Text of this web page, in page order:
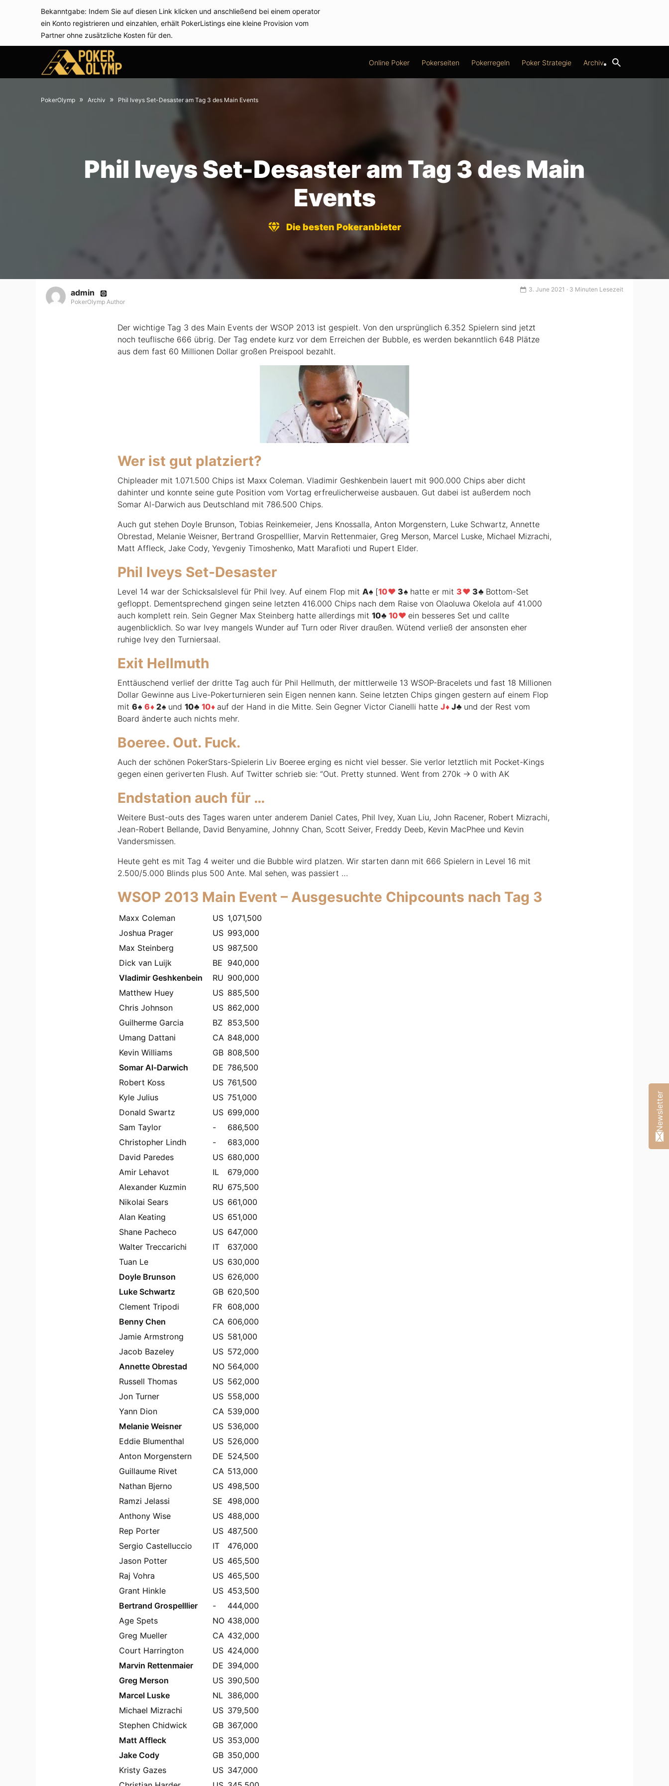
Newsletter
Bekanntgabe: Indem Sie auf diesen Link klicken und anschließend bei einem operator
ein Konto registrieren und einzahlen, erhält PokerListings eine kleine Provision vom
Partner ohne zusätzliche Kosten für den.
Online Poker Pokerseiten Pokerregeln Poker Strategie Archiv
PokerOlymp » Archiv » Phil Iveys Set-Desaster am Tag 3 des Main Events
Phil Iveys Set-Desaster am Tag 3 des Main
Events
Die besten Pokeranbieter
admin
PokerOlymp Author
3. June 2021 · 3 Minuten Lesezeit
Der wichtige Tag 3 des Main Events der WSOP 2013 ist gespielt. Von den ursprünglich 6.352 Spielern sind jetzt
noch teuflische 666 übrig. Der Tag endete kurz vor dem Erreichen der Bubble, es werden bekanntlich 648 Plätze
aus dem fast 60 Millionen Dollar großen Preispool bezahlt.
Wer ist gut platziert?
Chipleader mit 1.071.500 Chips ist Maxx Coleman. Vladimir Geshkenbein lauert mit 900.000 Chips aber dicht
dahinter und konnte seine gute Position vom Vortag erfreulicherweise ausbauen. Gut dabei ist außerdem noch
Somar Al-Darwich aus Deutschland mit 786.500 Chips.
Auch gut stehen Doyle Brunson, Tobias Reinkemeier, Jens Knossalla, Anton Morgenstern, Luke Schwartz, Annette
Obrestad, Melanie Weisner, Bertrand Grospelllier, Marvin Rettenmaier, Greg Merson, Marcel Luske, Michael Mizrachi,
Matt Affleck, Jake Cody, Yevgeniy Timoshenko, Matt Marafioti und Rupert Elder.
Phil Iveys Set-Desaster
Level 14 war der Schicksalslevel für Phil Ivey. Auf einem Flop mit A [10 3 hatte er mit 3 3
Bottom-Set
gefloppt. Dementsprechend gingen seine letzten 416.000 Chips nach dem Raise von Olaoluwa Okelola auf 41.000
auch komplett rein. Sein Gegner Max Steinberg hatte allerdings mit 10 10
ein besseres Set und callte
augenblicklich. So war Ivey mangels Wunder auf Turn oder River draußen. Wütend verließ der ansonsten eher
ruhige Ivey den Turniersaal.
Exit Hellmuth
Enttäuschend verlief der dritte Tag auch für Phil Hellmuth, der mittlerweile 13 WSOP-Bracelets und fast 18 Millionen
Dollar Gewinne aus Live-Pokerturnieren sein Eigen nennen kann. Seine letzten Chips gingen gestern auf einem Flop
mit 6 6 2 und 10 10 auf der Hand in die Mitte. Sein Gegner Victor Cianelli hatte J J
und der Rest vom
Board änderte auch nichts mehr.
Boeree. Out. Fuck.
Auch der schönen PokerStars-Spielerin Liv Boeree erging es nicht viel besser. Sie verlor letztlich mit Pocket-Kings
gegen einen geriverten Flush. Auf Twitter schrieb sie: “Out. Pretty stunned. Went from 270k -> 0 with AK
Endstation auch für …
Weitere Bust-outs des Tages waren unter anderem Daniel Cates, Phil Ivey, Xuan Liu, John Racener, Robert Mizrachi,
Jean-Robert Bellande, David Benyamine, Johnny Chan, Scott Seiver, Freddy Deeb, Kevin MacPhee und Kevin
Vandersmissen.
Heute geht es mit Tag 4 weiter und die Bubble wird platzen. Wir starten dann mit 666 Spielern in Level 16 mit
2.500/5.000 Blinds plus 500 Ante. Mal sehen, was passiert …
WSOP 2013 Main Event – Ausgesuchte Chipcounts nach Tag 3
Maxx Coleman US 1,071,500
Joshua Prager
US 993,000
Max Steinberg
US 987,500
Dick van Luijk
BE 940,000
Vladimir Geshkenbein
RU 900,000
Matthew Huey
US 885,500
Chris Johnson
US 862,000
Guilherme Garcia
BZ 853,500
Umang Dattani
CA 848,000
Kevin Williams
GB 808,500
Somar Al-Darwich
DE 786,500
Robert Koss
US 761,500
Kyle Julius
US 751,000
Donald Swartz
US 699,000
Sam Taylor
-
686,500
Christopher Lindh
-
683,000
David Paredes
US 680,000
Amir Lehavot
IL
679,000
Alexander Kuzmin
RU 675,500
Nikolai Sears
US 661,000
Alan Keating
US 651,000
Shane Pacheco
US 647,000
Walter Treccarichi
IT
637,000
Tuan Le
US 630,000
Doyle Brunson
US 626,000
Luke Schwartz
GB 620,500
Clement Tripodi
FR 608,000
Benny Chen
CA 606,000
Jamie Armstrong
US 581,000
Jacob Bazeley
US 572,000
Annette Obrestad
NO 564,000
Russell Thomas
US 562,000
Jon Turner
US 558,000
Yann Dion
CA 539,000
Melanie Weisner
US 536,000
Eddie Blumenthal
US 526,000
Anton Morgenstern
DE 524,500
Guillaume Rivet
CA 513,000
Nathan Bjerno
US 498,500
Ramzi Jelassi
SE 498,000
Anthony Wise
US 488,000
Rep Porter
US 487,500
Sergio Castelluccio
IT
476,000
Jason Potter
US 465,500
Raj Vohra
US 465,500
Grant Hinkle
US 453,500
Bertrand Grospelllier
-
444,000
Age Spets
NO 438,000
Greg Mueller
CA 432,000
Court Harrington
US 424,000
Marvin Rettenmaier
DE 394,000
Greg Merson
US 390,500
Marcel Luske
NL 386,000
Michael Mizrachi
US 379,500
Stephen Chidwick
GB 367,000
Matt Affleck
US 353,000
Jake Cody
GB 350,000
Kristy Gazes
US 347,000